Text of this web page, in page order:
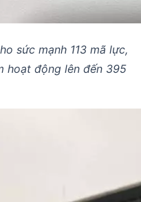
sức mạnh 113 mã lực,
hoạt động lên đến 395